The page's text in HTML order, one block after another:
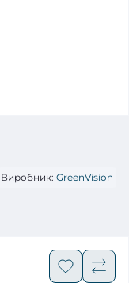
Виробник: GreenVision